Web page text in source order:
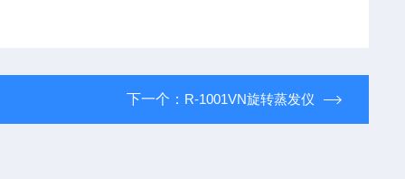
下一个： R-1001VN旋转蒸发仪